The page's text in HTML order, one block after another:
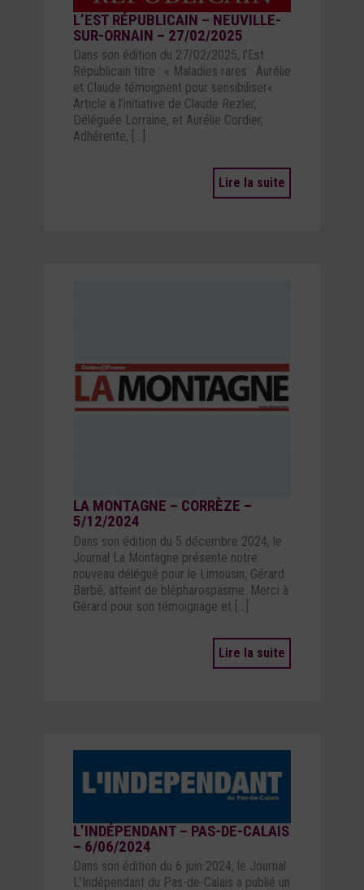
L’EST RÉPUBLICAIN – NEUVILLE-
SUR-ORNAIN – 27/02/2025
Dans son édition du 27/02/2025, l’Est
Républicain titre : « Maladies rares : Aurélie
et Claude témoignent pour sensibiliser«
Article à l’initiative de Claude Rezler,
Déléguée Lorraine, et Aurélie Cordier,
Adhérente, […]
Lire la suite
LA MONTAGNE – CORRÈZE –
5/12/2024
Dans son édition du 5 décembre 2024, le
Journal La Montagne présente notre
nouveau délégué pour le Limousin, Gérard
Barbé, atteint de blépharospasme. Merci à
Gérard pour son témoignage et […]
Lire la suite
L’INDÉPENDANT – PAS-DE-CALAIS
– 6/06/2024
Dans son édition du 6 juin 2024, le Journal
L’Indépendant du Pas-de-Calais a publié un